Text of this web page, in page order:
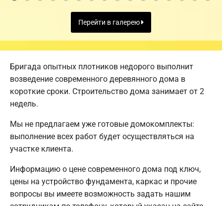
Перейти в галерею
Бригада опытных плотников недорого выполнит
возведение современного деревянного дома в
короткие сроки. Строительство дома занимает от 2
недель.
Мы не предлагаем уже готовые домокомплекты:
выполнение всех работ будет осуществляться на
участке клиента.
Информацию о цене современного дома под ключ,
цены на устройство фундамента, каркас и прочие
вопросы вы имеете возможность задать нашим